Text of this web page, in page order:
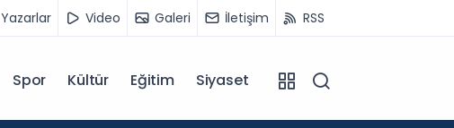
Yazarlar Video Galeri İletişim RSS
Spor Kültür Eğitim Siyaset